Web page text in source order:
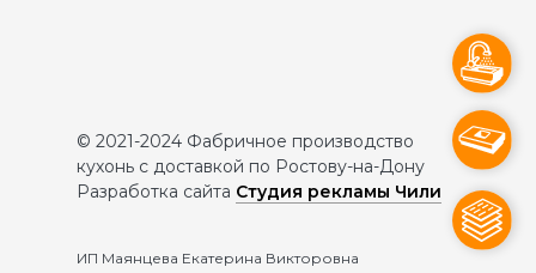
© 2021-2024 Фабричное производство
кухонь с доставкой по Ростову-на-Дону
Разработка сайта Студия рекламы Чили
ИП Маянцева Екатерина Викторовна